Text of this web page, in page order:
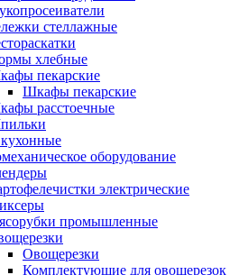
стеллажные
хлебные
пекарские
Шкафы пекарские
расстоечные
оборудование
электрические
промышленные
Овощерезки
Комплектующие для овощерезок